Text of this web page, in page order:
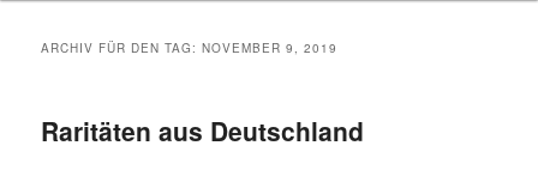
ARCHIV FÜR DEN TAG:NOVEMBER 9, 2019
Raritäten aus Deutschland